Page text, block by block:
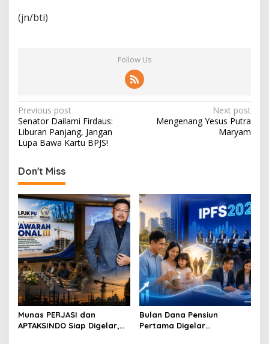
(jn/bti)
Follow Us
P
o
s
t
n
a
v
i
g
a
t
i
o
n
Previous post
Senator Dailami Firdaus:
Liburan Panjang, Jangan
Lupa Bawa Kartu BPJS!
Next post
Mengenang Yesus Putra
Maryam
Don't Miss
Munas PERJASI dan
APTAKSINDO Siap Digelar,
Bulan Dana Pensiun
Pertama Digelar